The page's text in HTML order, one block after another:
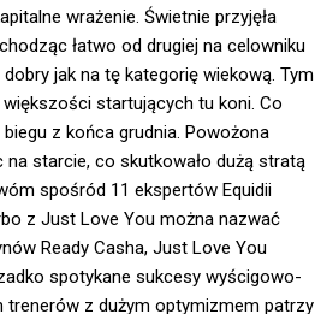
wrażenie. Świetnie przyjęła
łatwo od drugiej na celowniku
jak na tę kategorię wiekową. Tym
startujących tu koni. Co
z końca grudnia. Powożona
na starcie, co skutkowało dużą stratą
spośród 11 ekspertów Equidii
z Just Love You można nazwać
Ready Casha, Just Love You
spotykane sukcesy wyścigowo-
trenerów z dużym optymizmem patrzy